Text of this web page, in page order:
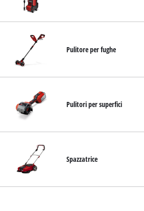
Pulitore per fughe
Pulitori per superfici
Spazzatrice